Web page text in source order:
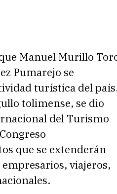
Manuel Murillo
Pumarejo se
turística del
tolimense, se dio
del Turismo
que se extenderán
viajeros,